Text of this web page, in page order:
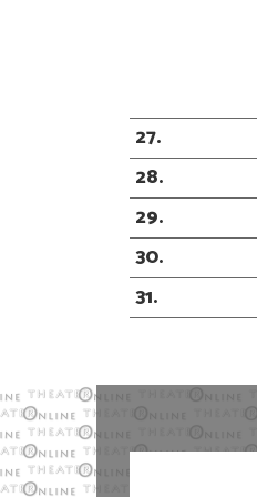
27
28
29
30
31